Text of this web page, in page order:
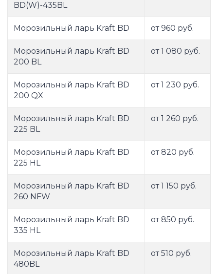
BD(W)-435BL
Морозильный ларь Kraft BD от 960 руб.
Морозильный ларь Kraft BD
200 BL
от 1 080 руб.
Морозильный ларь Kraft BD
200 QX
от 1 230 руб.
Морозильный ларь Kraft BD
225 BL
от 1 260 руб.
Морозильный ларь Kraft BD
225 HL
от 820 руб.
Морозильный ларь Kraft BD
260 NFW
от 1 150 руб.
Морозильный ларь Kraft BD
335 HL
от 850 руб.
Морозильный ларь Kraft BD
480BL
от 510 руб.